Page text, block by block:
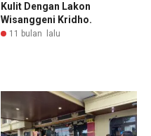
Kulit Dengan Lakon
Wisanggeni Kridho.
11 bulan lalu